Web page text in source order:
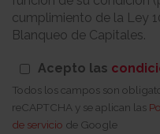
cumplimiento de la Ley
Blanqueo de Capitales.
Acepto las
Todos los campos son
reCAPTCHA y se aplican las
de servicio de Google